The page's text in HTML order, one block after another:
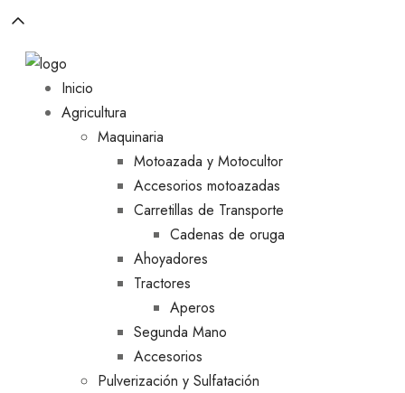
Inicio
Agricultura
Maquinaria
Motoazada y Motocultor
Accesorios motoazadas
Carretillas de Transporte
Cadenas de oruga
Ahoyadores
Tractores
Aperos
Segunda Mano
Accesorios
Pulverización y Sulfatación